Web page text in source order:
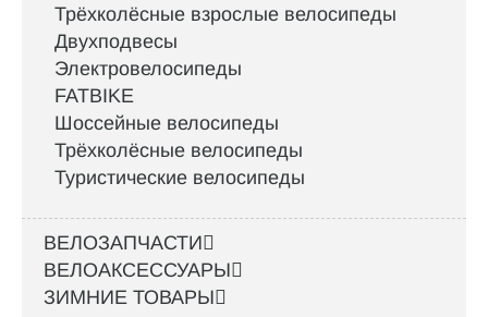
Трёхколёсные взрослые велосипеды
Двухподвесы
Электровелосипеды
FATBIKE
Шоссейные велосипеды
Трёхколёсные велосипеды
Туристические велосипеды
ВЕЛОЗАПЧАСТИ
ВЕЛОАКСЕССУАРЫ
ЗИМНИЕ ТОВАРЫ